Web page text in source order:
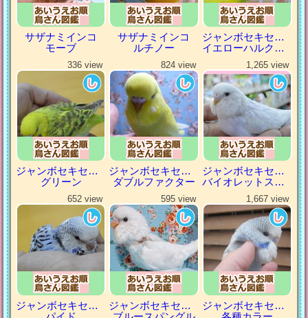
サザナミインコ
モーブ
サザナミインコ
ルチノー
ジャンボセキセイインコ
イエローハルクイン
336 view
ジャンボセキセイインコ
グリーン
824 view
ジャンボセキセイインコ
ダブルファクター
1,265 view
ジャンボセキセイインコ
バイオレットスパングル
652 view
ジャンボセキセイインコ
595 view
ジャンボセキセイインコ
1,667 view
ジャンボセキセイインコ